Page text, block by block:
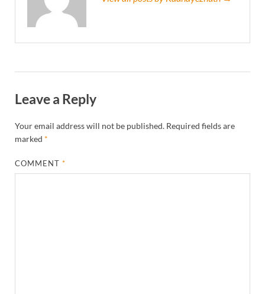
Leave a Reply
Your email address will not be published. Required fields are
marked *
COMMENT*